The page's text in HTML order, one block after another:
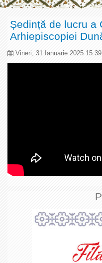
Ședință de lucru a
Arhiepiscopiei
Vineri, 31 Ianuarie 2025 15:39